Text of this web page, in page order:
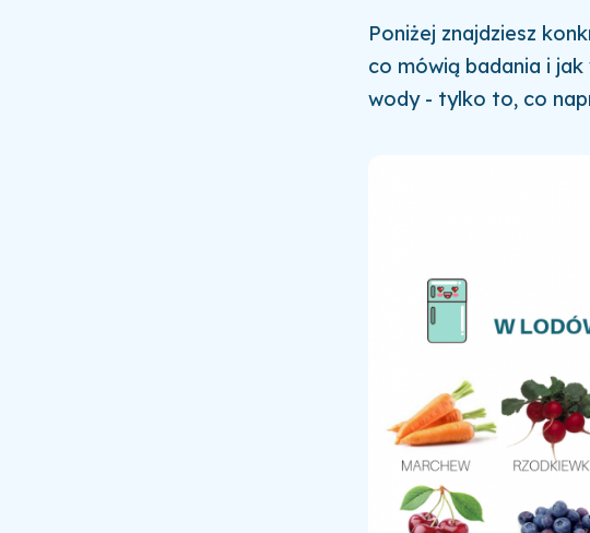
Poniżej znajdziesz
co mówią badania i
wody - tylko to, co